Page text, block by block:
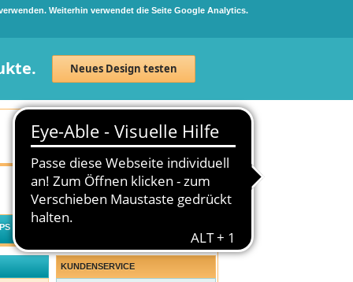
Weiterhin verwendet die Seite Google Analytics.
Neues Design testen
Neuanmeldung Anmelden
0 Artikel 0,00 €
KUNDENSERVICE